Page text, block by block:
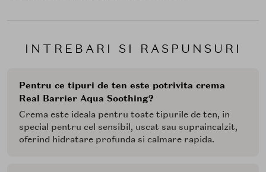
INTREBARI SI RASPUNSURI
Pentru ce tipuri de ten este potrivita crema
Real Barrier Aqua Soothing?
Crema este ideala pentru toate tipurile de ten, in
special pentru cel sensibil, uscat sau supraincalzit,
oferind hidratare profunda si calmare rapida.